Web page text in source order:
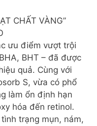
CHẤT VÀNG”
ưu điểm vượt trội
BHT – đã được
quả. Cùng với
S, vừa có phổ
làm ổn định hạn
hóa đến retinol.
trạng mụn, nám,